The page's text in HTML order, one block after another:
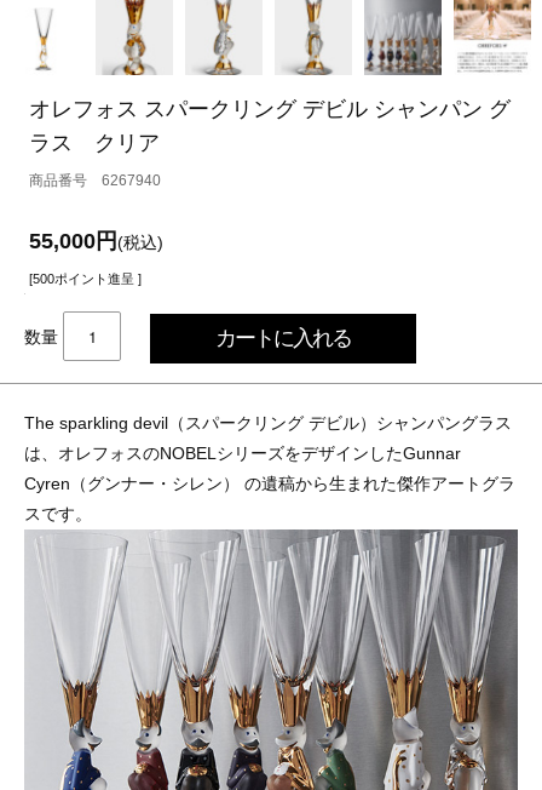
オレフォス スパークリング デビル シャンパン グ
ラス クリア
6267940
55,000円(税込)
[500ポイント進呈 ]
数量
The sparkling devil（スパークリング デビル）シャンパングラス
は、オレフォスのNOBELシリーズをデザインしたGunnar
Cyren（グンナー・シレン） の遺稿から生まれた傑作アートグラ
スです。